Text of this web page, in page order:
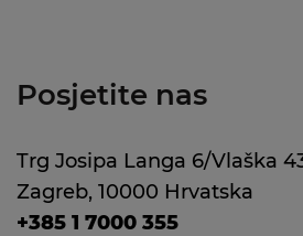
Posjetite nas
Trg Josipa Langa 6/Vlaška
Zagreb, 10000 Hrvatska
+385 1 7000 355